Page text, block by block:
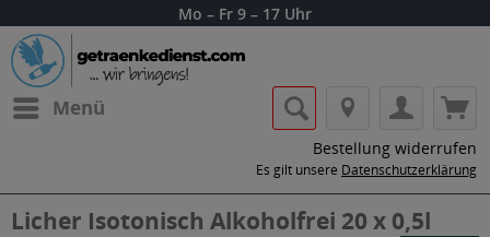
Mo – Fr 9 – 17 Uhr
Menü
Bestellung widerrufen
Es gilt unsere Datenschutzerklärung
Licher Isotonisch Alkoholfrei 20 x 0,5l